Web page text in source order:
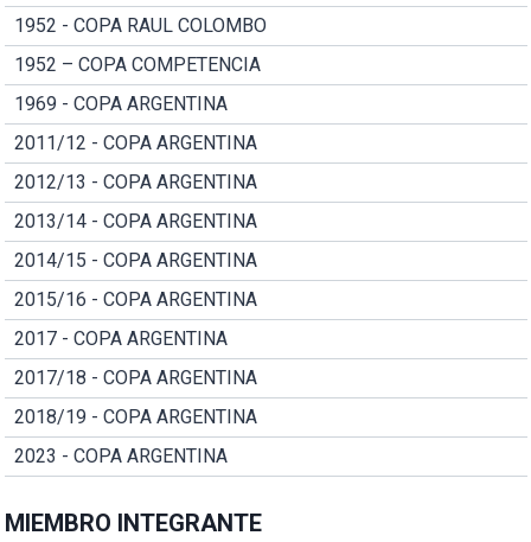
1952 - COPA RAUL COLOMBO
1952 – COPA COMPETENCIA
1969 - COPA ARGENTINA
2011/12 - COPA ARGENTINA
2012/13 - COPA ARGENTINA
2013/14 - COPA ARGENTINA
2014/15 - COPA ARGENTINA
2015/16 - COPA ARGENTINA
2017 - COPA ARGENTINA
2017/18 - COPA ARGENTINA
2018/19 - COPA ARGENTINA
2023 - COPA ARGENTINA
MIEMBRO INTEGRANTE